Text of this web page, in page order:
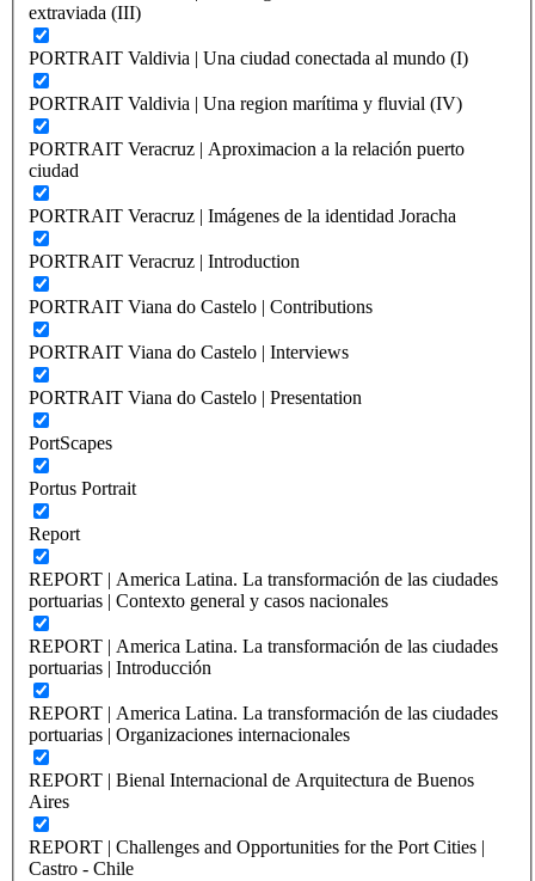
extraviada (III)
PORTRAIT Valdivia | Una ciudad conectada al mundo (I)
PORTRAIT Valdivia | Una region marítima y fluvial (IV)
PORTRAIT Veracruz | Aproximacion a la relación puerto
ciudad
PORTRAIT Veracruz | Imágenes de la identidad Joracha
PORTRAIT Veracruz | Introduction
PORTRAIT Viana do Castelo | Contributions
PORTRAIT Viana do Castelo | Interviews
PORTRAIT Viana do Castelo | Presentation
PortScapes
Portus Portrait
Report
REPORT | America Latina. La transformación de las ciudades
portuarias | Contexto general y casos nacionales
REPORT | America Latina. La transformación de las ciudades
portuarias | Introducción
REPORT | America Latina. La transformación de las ciudades
portuarias | Organizaciones internacionales
REPORT | Bienal Internacional de Arquitectura de Buenos
Aires
REPORT | Challenges and Opportunities for the Port Cities |
Castro - Chile